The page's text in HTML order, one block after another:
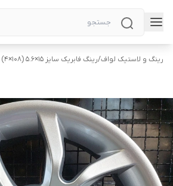
رینگ و لاستیک لواف/رینگ فابریک سایز ۱۵×۵.۶ (۱۰۸×۴) دنا پلاس